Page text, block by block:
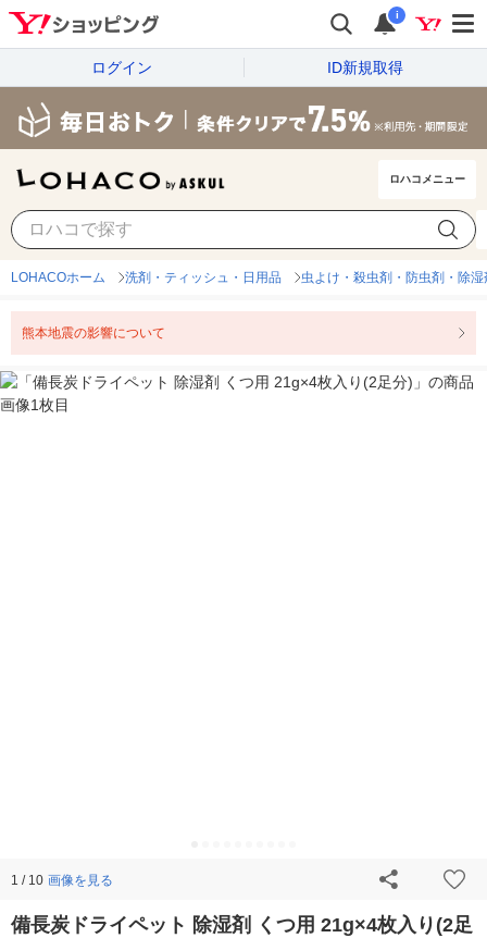
i
ログイン ID新規取得
ロハコメニュー
LOHACOホーム 洗剤・ティッシュ・日用品 虫よけ・殺虫剤・防虫剤・除湿
熊本地震の影響について
1 / 10 画像を見る
備長炭ドライペット 除湿剤 くつ用 21g×4枚入り(2足